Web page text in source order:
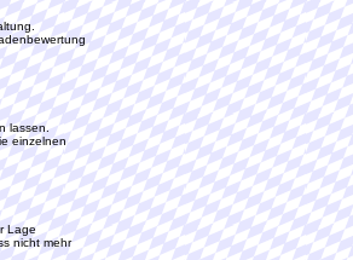
lassen.
einzelnen
Lage
nicht mehr